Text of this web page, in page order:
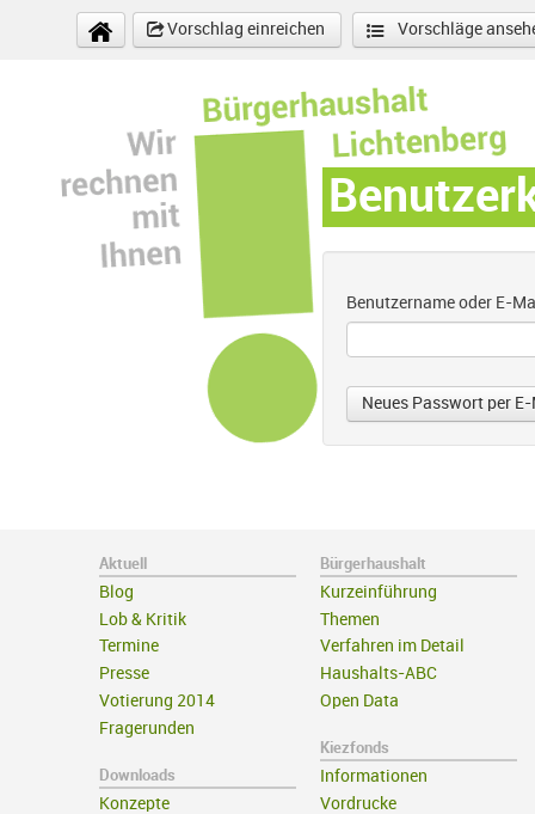
Direkt zum Inhalt
Vorschlag einreichen
Vorschläge
Benutzername oder E-
Aktuell
Blog
Lob & Kritik
Termine
Presse
Votierung 2014
Fragerunden
Downloads
Konzepte
Bürgerhaushalt
Kurzeinführung
Themen
Verfahren im Detail
Haushalts-ABC
Open Data
Kiezfonds
Informationen
Vordrucke